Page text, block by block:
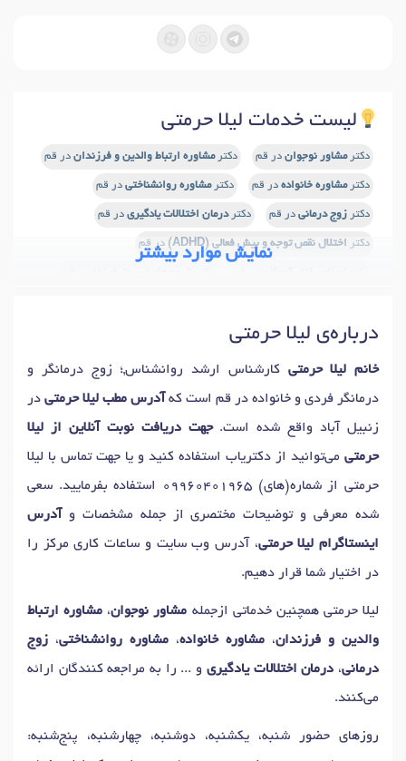
لیست خدمات لیلا حرمتی
دکترمشاور نوجوان در قم دکترمشاوره ارتباط والدین و فرزندان در قم
دکترمشاوره خانواده در قم دکترمشاوره روانشناختی در قم
دکتر زوج درمانی در قم دکتردرمان اختلالات یادگیری در قم
دکتر اختلال نقص توجه و بیش فعالی (ADHD) در قم
دکترآموزش مهارتهای زندگیدر قم
نمایش موارد بیشتر
درباره‌ی لیلا حرمتی
خانم لیلا حرمتی کارشناس ارشد روانشناس,؛ زوج درمانگر و
درمانگر فردی و خانواده در قم است که آدرس مطب لیلا حرمتی در
زنبیل آباد واقع شده است.جهت دریافت نوبت آنلاین از لیلا
حرمتی می‌توانید از دکتریاب استفاده کنید و یا جهت تماس با لیلا
حرمتی از شماره(های) 09960401965
استفاده بفرمایید. سعی
شده معرفی و توضیحات مختصری از جمله مشخصات و آدرس
اینستاگرام لیلا حرمتی، آدرس وب سایت و ساعات کاری مرکز را
در اختیار شما قرار دهیم.
لیلا حرمتی همچنین خدماتی ازجمله مشاور نوجوان، مشاوره ارتباط
والدین و فرزندان، مشاوره خانواده، مشاوره روانشناختی، زوج
درمانی، درمان اختلالات یادگیری و ... را به مراجعه کنندگان ارائه
می‌کنند.
روزهای حضور شنبه، یکشنبه، دوشنبه، چهارشنبه، پنج‌شنبه: